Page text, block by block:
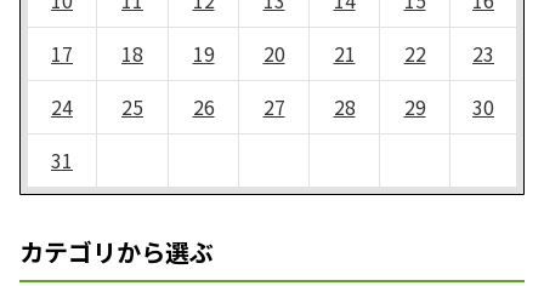
17
18 19 20 21 22
23
24
25 26 27 28 29
30
31
カテゴリから選ぶ